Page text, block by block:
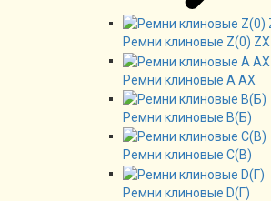
Ремни клиновые Z(0) ZX
Ремни клиновые А AX
Ремни клиновые В(Б)
Ремни клиновые C(B)
Ремни клиновые D(Г)